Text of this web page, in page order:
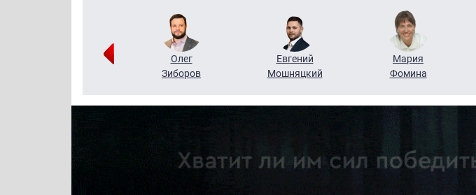
Олег
Зиборов
Евгений
Мошняцкий
Мария
Фомина